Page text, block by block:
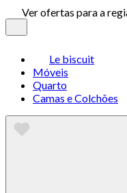
Ver ofertas para a
Le biscuit
Móveis
Quarto
Camas e Colchões